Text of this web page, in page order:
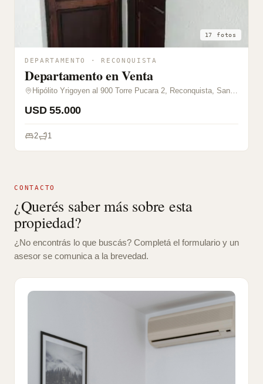
17 fotos
DEPARTAMENTO · RECONQUISTA
Departamento en Venta
Hipólito Yrigoyen al 900 Torre Pucara 2, Reconquista, Santa Fe
USD 55.000
2 1
CONTACTO
¿Querés saber más sobre esta
propiedad?
¿No encontrás lo que buscás? Completá el formulario y un
asesor se comunica a la brevedad.